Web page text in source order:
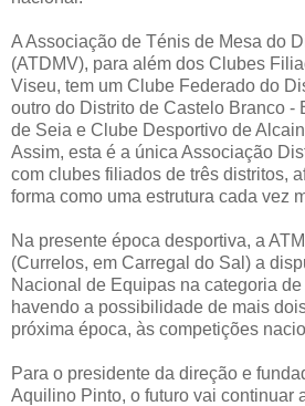
A Associação de Ténis de Mesa do
(ATDMV), para além dos Clubes
Viseu, tem um Clube Federado do
outro do Distrito de Castelo Branco -
de Seia e Clube Desportivo de
Assim, esta é a única Associação
com clubes filiados de três distritos,
forma como uma estrutura cada vez
Na presente época desportiva, a
(Currelos, em Carregal do Sal) a
Nacional de Equipas na categoria
havendo a possibilidade de mais
próxima época, às competições
Para o presidente da direção e
Aquilino Pinto, o futuro vai continuar